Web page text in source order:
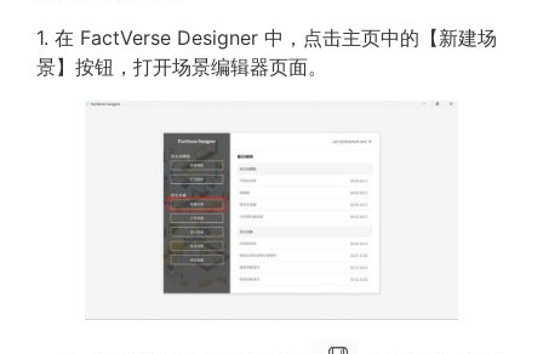
1. 在 FactVerse Designer 中，点击主页中的【新建场
景】按钮，打开场景编辑器页面。